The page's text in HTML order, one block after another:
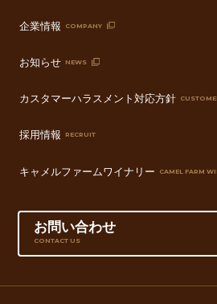
企業情報 COMPANY
お知らせ NEWS
カスタマーハラスメント対応方針
採用情報 RECRUIT
キャメルファームワイナリー CAMEL FARM
お問い合わせ
CONTACT US